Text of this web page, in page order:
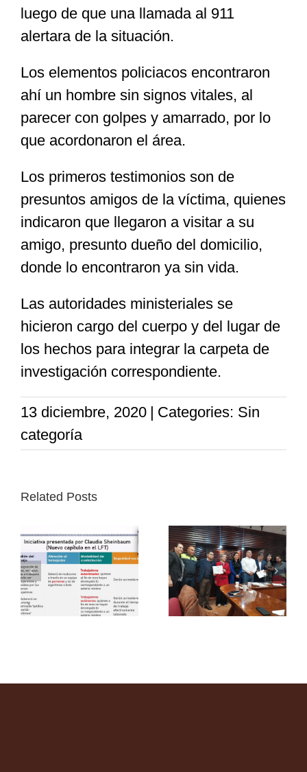
Cultura
Nosotros
luego de que una llamada al 911
alertara de la situación.
Los elementos policiacos encontraron
ahí un hombre sin signos vitales, al
parecer con golpes y amarrado, por lo
que acordonaron el área.
Los primeros testimonios son de
presuntos amigos de la víctima, quienes
indicaron que llegaron a visitar a su
amigo, presunto dueño del domicilio,
donde lo encontraron ya sin vida.
Las autoridades ministeriales se
hicieron cargo del cuerpo y del lugar de
los hechos para integrar la carpeta de
investigación correspondiente.
13 diciembre, 2020 | Categories: Sin
categoría
Related Posts